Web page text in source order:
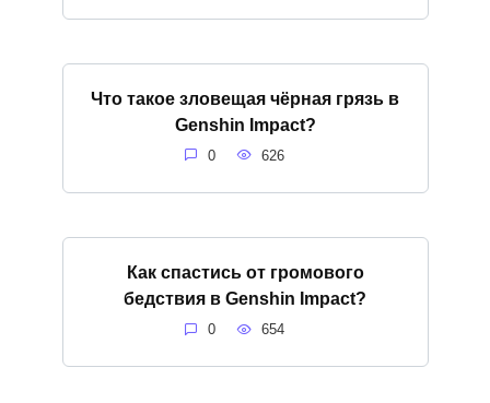
Что такое зловещая чёрная грязь в
Genshin Impact?
0 626
Как спастись от громового
бедствия в Genshin Impact?
0 654